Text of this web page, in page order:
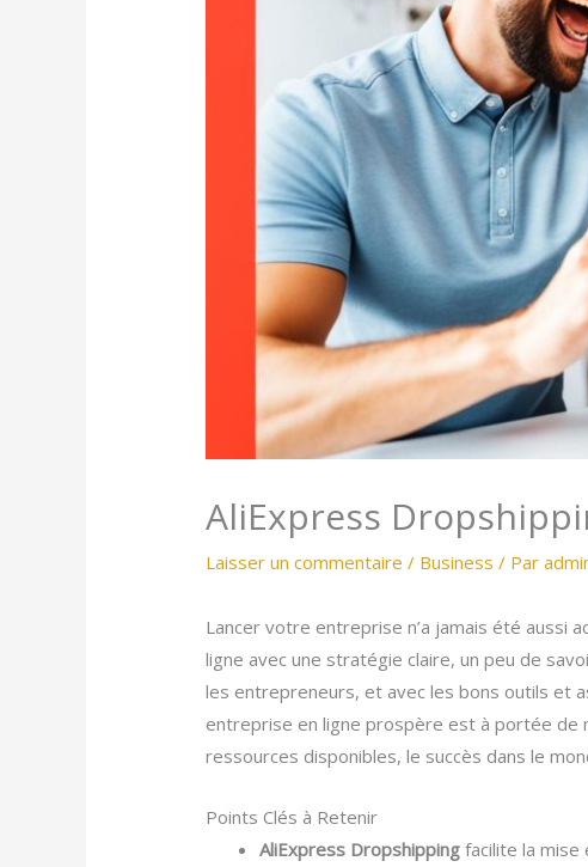
AliExpress
Laisser un commentaire / Business / Par
Lancer votre entreprise n’a jamais été aussi
ligne avec une stratégie claire, un peu de
les entrepreneurs, et avec les bons outils et
entreprise en ligne prospère est à portée de
ressources disponibles, le succès dans le
Points Clés à Retenir
AliExpress Dropshipping facilite la mise